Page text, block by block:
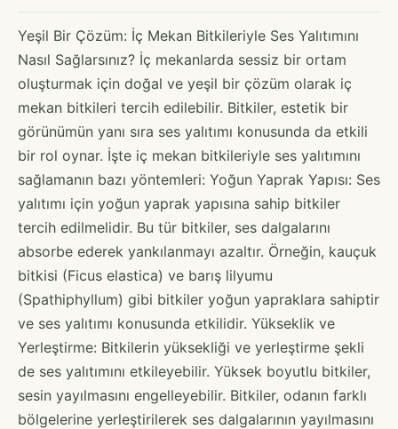
Yeşil Bir Çözüm: İç Mekan Bitkileriyle Ses Yalıtımını
Nasıl Sağlarsınız? İç mekanlarda sessiz bir ortam
oluşturmak için doğal ve yeşil bir çözüm olarak iç
mekan bitkileri tercih edilebilir. Bitkiler, estetik bir
görünümün yanı sıra ses yalıtımı konusunda da etkili
bir rol oynar. İşte iç mekan bitkileriyle ses yalıtımını
sağlamanın bazı yöntemleri: Yoğun Yaprak Yapısı: Ses
yalıtımı için yoğun yaprak yapısına sahip bitkiler
tercih edilmelidir. Bu tür bitkiler, ses dalgalarını
absorbe ederek yankılanmayı azaltır. Örneğin, kauçuk
bitkisi (Ficus elastica) ve barış lilyumu
(Spathiphyllum) gibi bitkiler yoğun yapraklara sahiptir
ve ses yalıtımı konusunda etkilidir. Yükseklik ve
Yerleştirme: Bitkilerin yüksekliği ve yerleştirme şekli
de ses yalıtımını etkileyebilir. Yüksek boyutlu bitkiler,
sesin yayılmasını engelleyebilir. Bitkiler, odanın farklı
bölgelerine yerleştirilerek ses dalgalarının yayılmasını